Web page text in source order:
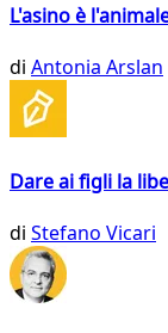
L'asino è
di Antonia Arslan
Dare ai figli la
di Stefano Vicari